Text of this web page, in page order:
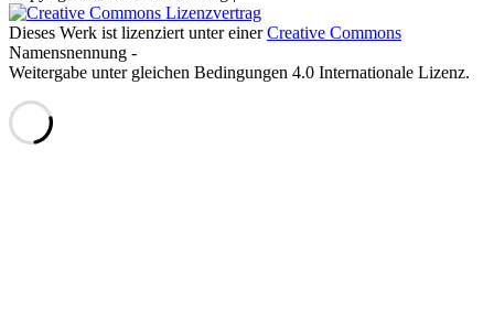
Dieses Werk ist lizenziert unter einerCreative Commons
Namensnennung -
Weitergabe unter gleichen Bedingungen 4.0 Internationale Lizenz.